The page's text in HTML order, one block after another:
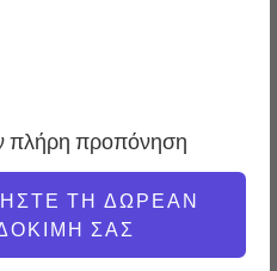
πλήρη προπόνηση
ΤΗ ΔΩΡΕΆΝ
ΣΑΣ
Cary Regan
ΏΡΑ ΒΊΝΤΕΟ
1:41